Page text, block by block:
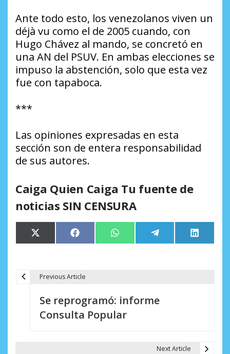
Ante todo esto, los venezolanos viven un
déjà vu como el de 2005 cuando, con
Hugo Chávez al mando, se concretó en
una AN del PSUV. En ambas elecciones se
impuso la abstención, solo que esta vez
fue con tapaboca.
***
Las opiniones expresadas en esta
sección son de entera responsabilidad
de sus autores.
Caiga Quien Caiga Tu fuente de
noticias SIN CENSURA
Compartir
en
X
(Twitter)
Compartir
en
Facebook Compartir
en
WhatsApp Compartir
en
Telegram
en
LinkedIn
Previous Article
Se reprogramó: informe
Consulta Popular
Next Article